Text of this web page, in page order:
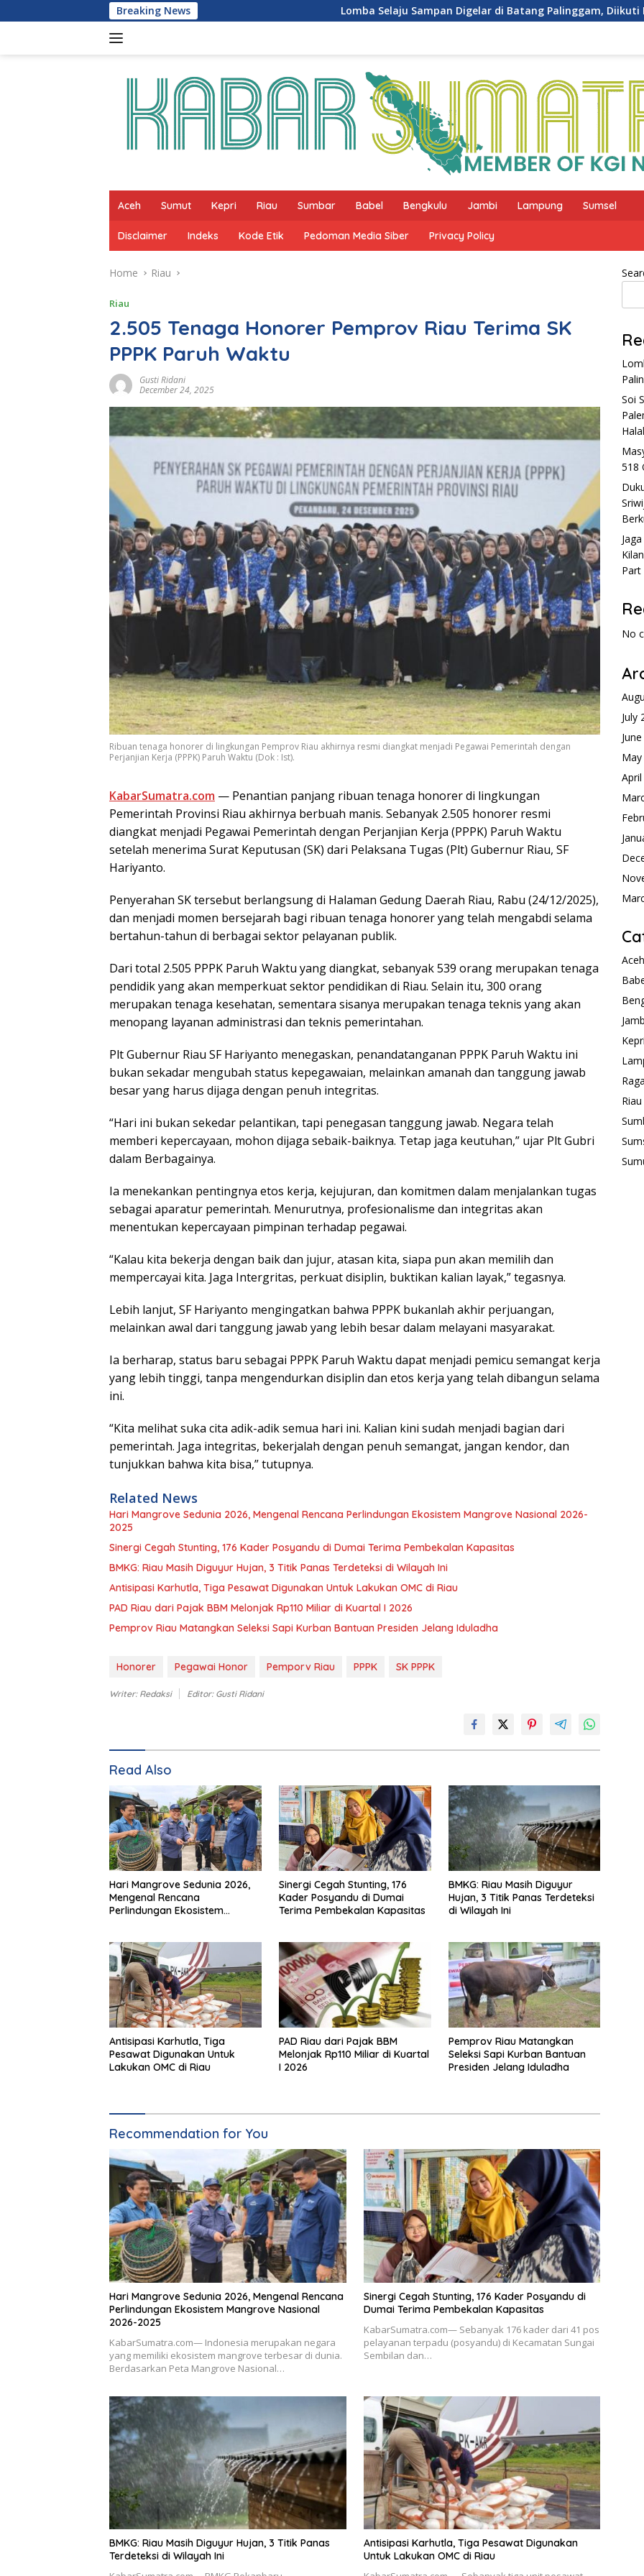
to
Breaking News Lomba Selaju Sampan Digelar di Batang Palinggam, Diikuti Puluhan Tim
Aceh Sumut Kepri Riau Sumbar Babel Bengkulu Jambi Lampung Sumsel
Disclaimer Indeks Kode Etik Pedoman Media Siber Privacy Policy
Home Riau
Riau
2.505 Tenaga Honorer Pemprov Riau Terima SK
PPPK Paruh Waktu
Gusti Ridani
December 24, 2025
Ribuan tenaga honorer di lingkungan Pemprov Riau akhirnya resmi diangkat menjadi Pegawai Pemerintah dengan
Perjanjian Kerja (PPPK) Paruh Waktu (Dok : Ist).
KabarSumatra.com — Penantian panjang ribuan tenaga honorer di lingkungan
Pemerintah Provinsi Riau akhirnya berbuah manis. Sebanyak 2.505 honorer resmi
diangkat menjadi Pegawai Pemerintah dengan Perjanjian Kerja (PPPK) Paruh Waktu
setelah menerima Surat Keputusan (SK) dari Pelaksana Tugas (Plt) Gubernur Riau, SF
Hariyanto.
Penyerahan SK tersebut berlangsung di Halaman Gedung Daerah Riau, Rabu (24/12/2025),
dan menjadi momen bersejarah bagi ribuan tenaga honorer yang telah mengabdi selama
bertahun-tahun di berbagai sektor pelayanan publik.
Dari total 2.505 PPPK Paruh Waktu yang diangkat, sebanyak 539 orang merupakan tenaga
pendidik yang akan memperkuat sektor pendidikan di Riau. Selain itu, 300 orang
merupakan tenaga kesehatan, sementara sisanya merupakan tenaga teknis yang akan
menopang layanan administrasi dan teknis pemerintahan.
Plt Gubernur Riau SF Hariyanto menegaskan, penandatanganan PPPK Paruh Waktu ini
bukan sekadar mengubah status kepegawaian, melainkan amanah dan tanggung jawab
besar yang harus dijaga dengan penuh integritas.
“Hari ini bukan sekedar pelantikan, tapi penegasan tanggung jawab. Negara telah
memberi kepercayaan, mohon dijaga sebaik-baiknya. Tetap jaga keutuhan,” ujar Plt Gubri
dalam Berbagainya.
Ia menekankan pentingnya etos kerja, kejujuran, dan komitmen dalam menjalankan tugas
sebagai aparatur pemerintah. Menurutnya, profesionalisme dan integritas akan
menentukan kepercayaan pimpinan terhadap pegawai.
“Kalau kita bekerja dengan baik dan jujur, atasan kita, siapa pun akan memilih dan
mempercayai kita. Jaga Intergritas, perkuat disiplin, buktikan kalian layak,” tegasnya.
Lebih lanjut, SF Hariyanto mengingatkan bahwa PPPK bukanlah akhir perjuangan,
melainkan awal dari tanggung jawab yang lebih besar dalam melayani masyarakat.
Ia berharap, status baru sebagai PPPK Paruh Waktu dapat menjadi pemicu semangat kerja
yang lebih tinggi, tanpa mengendurkan disiplin dan etos kerja yang telah dibangun selama
ini.
“Kita melihat suka cita adik-adik semua hari ini. Kalian kini sudah menjadi bagian dari
pemerintah. Jaga integritas, bekerjalah dengan penuh semangat, jangan kendor, dan
tunjukkan bahwa kita bisa,” tutupnya.
Related News
Hari Mangrove Sedunia 2026, Mengenal Rencana Perlindungan Ekosistem Mangrove Nasional 2026-
2025
Sinergi Cegah Stunting, 176 Kader Posyandu di Dumai Terima Pembekalan Kapasitas
BMKG: Riau Masih Diguyur Hujan, 3 Titik Panas Terdeteksi di Wilayah Ini
Antisipasi Karhutla, Tiga Pesawat Digunakan Untuk Lakukan OMC di Riau
PAD Riau dari Pajak BBM Melonjak Rp110 Miliar di Kuartal I 2026
Pemprov Riau Matangkan Seleksi Sapi Kurban Bantuan Presiden Jelang Iduladha
Honorer Pegawai Honor Pemporv Riau PPPK SK PPPK
Writer: Redaksi Editor: Gusti Ridani
Read Also
Hari Mangrove Sedunia 2026,
Mengenal Rencana
Perlindungan Ekosistem
Sinergi Cegah Stunting, 176
Kader Posyandu di Dumai
Terima Pembekalan Kapasitas
BMKG: Riau Masih Diguyur
Hujan, 3 Titik Panas Terdeteksi
di Wilayah Ini
Antisipasi Karhutla, Tiga
Pesawat Digunakan Untuk
Lakukan OMC di Riau
PAD Riau dari Pajak BBM
Melonjak Rp110 Miliar di Kuartal
I 2026
Pemprov Riau Matangkan
Seleksi Sapi Kurban Bantuan
Presiden Jelang Iduladha
Recommendation for You
Hari Mangrove Sedunia 2026, Mengenal Rencana
Perlindungan Ekosistem Mangrove Nasional
2026-2025
KabarSumatra.com— Indonesia merupakan negara
yang memiliki ekosistem mangrove terbesar di dunia.
Berdasarkan Peta Mangrove Nasional…
Sinergi Cegah Stunting, 176 Kader Posyandu di
Dumai Terima Pembekalan Kapasitas
KabarSumatra.com— Sebanyak 176 kader dari 41 pos
pelayanan terpadu (posyandu) di Kecamatan Sungai
Sembilan dan…
BMKG: Riau Masih Diguyur Hujan, 3 Titik Panas
Terdeteksi di Wilayah Ini
Antisipasi Karhutla, Tiga Pesawat Digunakan
Untuk Lakukan OMC di Riau
Soi
Halal
518
Part
No
July
Aceh
Kepri
Riau